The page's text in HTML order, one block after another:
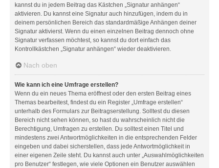
kannst du in jedem Beitrag das Kästchen „Signatur anhängen“
aktivieren. Du kannst eine Signatur auch hinzufügen, indem du in
deinem persönlichen Bereich das standardmäßige Anhängen deiner
Signatur aktivierst. Wenn du einen einzelnen Beitrag dennoch ohne
Signatur verfassen möchtest, so kannst du dort einfach das
Kontrollkästchen „Signatur anhängen“ wieder deaktivieren.
Nach oben
Wie kann ich eine Umfrage erstellen?
Wenn du ein neues Thema eröffnest oder den ersten Beitrag eines
Themas bearbeitest, findest du ein Register „Umfrage erstellen“
unterhalb des Formulars zur Beitragserstellung. Solltest du diesen
Bereich nicht sehen können, so hast du wahrscheinlich nicht die
Berechtigung, Umfragen zu erstellen. Du solltest einen Titel und
mindestens zwei Antwortmöglichkeiten in die entsprechenden Felder
eingeben und dabei sicherstellen, dass jede Antwortmöglichkeit in
einer eigenen Zeile steht. Du kannst auch unter „Auswahlmöglichkeiten
pro Benutzer“ festlegen, wie viele Optionen ein Benutzer auswählen